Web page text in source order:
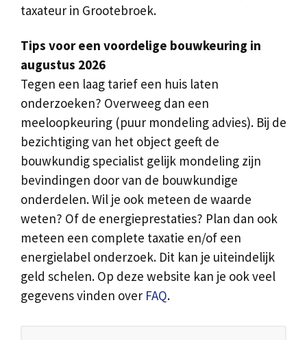
taxateur in Grootebroek.
Tips voor een voordelige bouwkeuring in
augustus 2026
Tegen een laag tarief een huis laten
onderzoeken? Overweeg dan een
meeloopkeuring (puur mondeling advies). Bij de
bezichtiging van het object geeft de
bouwkundig specialist gelijk mondeling zijn
bevindingen door van de bouwkundige
onderdelen. Wil je ook meteen de waarde
weten? Of de energieprestaties? Plan dan ook
meteen een complete taxatie en/of een
energielabel onderzoek. Dit kan je uiteindelijk
geld schelen. Op deze website kan je ook veel
gegevens vinden over FAQ.